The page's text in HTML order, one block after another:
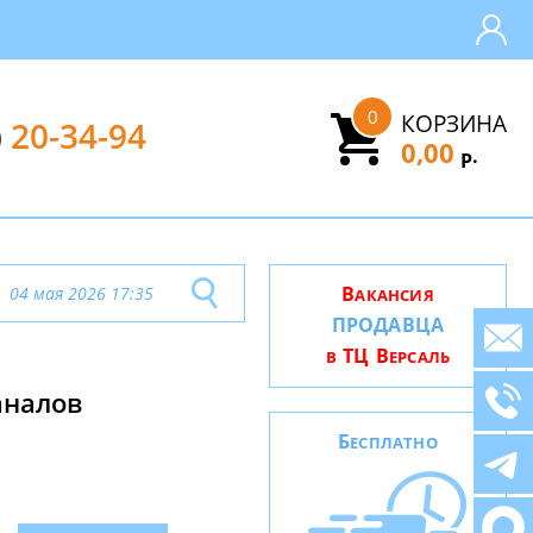
20-34-94 КОРЗИНА
0
0,00 Р.
04 мая 2026 17:35 ВАКАНСИЯ
ПРОДАВЦА
В ТЦ ВЕРСАЛЬ
БЕСПЛАТНО